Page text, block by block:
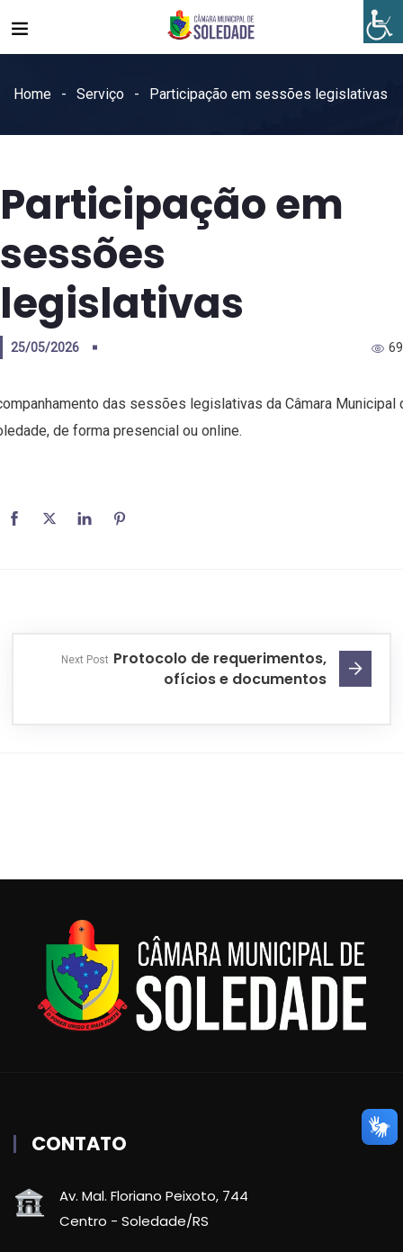
Home Serviço Participação em sessões legislativas
Participação em
sessões
legislativas
25/05/2026 69
das sessões legislativas da Câmara Municipal
de forma presencial ou online.
Next Post Protocolo de requerimentos,
ofícios e documentos
CONTATO
Av. Mal. Floriano Peixoto, 744
Centro - Soledade/RS